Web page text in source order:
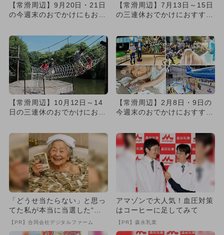
【常滑周辺】9月20日・21日
の今週末のおでかけにもおす
【常滑周辺】7月13日～15日
の三連休おでかけにおすす
【常滑周辺】10月12日～14
日の三連休のおでかけにおす
【常滑周辺】2月8日・9日の
今週末のおでかけにおすす
「どうせ当たらない」と思っ
てた私が本当に当選した“買
い方”がこれ
【PR】合同会社デジタルファーム
アマゾンで大人気！血圧対策
はコーヒーに足してみて
【PR】森永乳業